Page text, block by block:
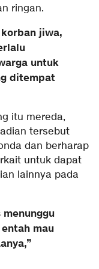
ringan.
jiwa,
untuk
ditempat
itu mereda,
tersebut
dan berharap
untuk dapat
lainnya pada
mau